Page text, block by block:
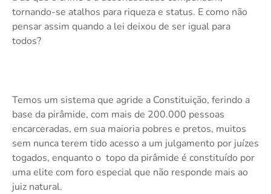
tornando-se atalhos para riqueza e status. E como não
pensar assim quando a lei deixou de ser igual para
todos?
Temos um sistema que agride a Constituição, ferindo a
base da pirâmide, com mais de 200.000 pessoas
encarceradas, em sua maioria pobres e pretos, muitos
sem nunca terem tido acesso a um julgamento por juízes
togados, enquanto o topo da pirâmide é constituído por
uma elite com foro especial que não responde mais ao
juiz natural.